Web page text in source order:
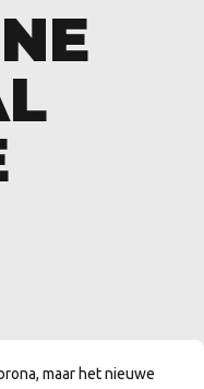
maar het nieuwe